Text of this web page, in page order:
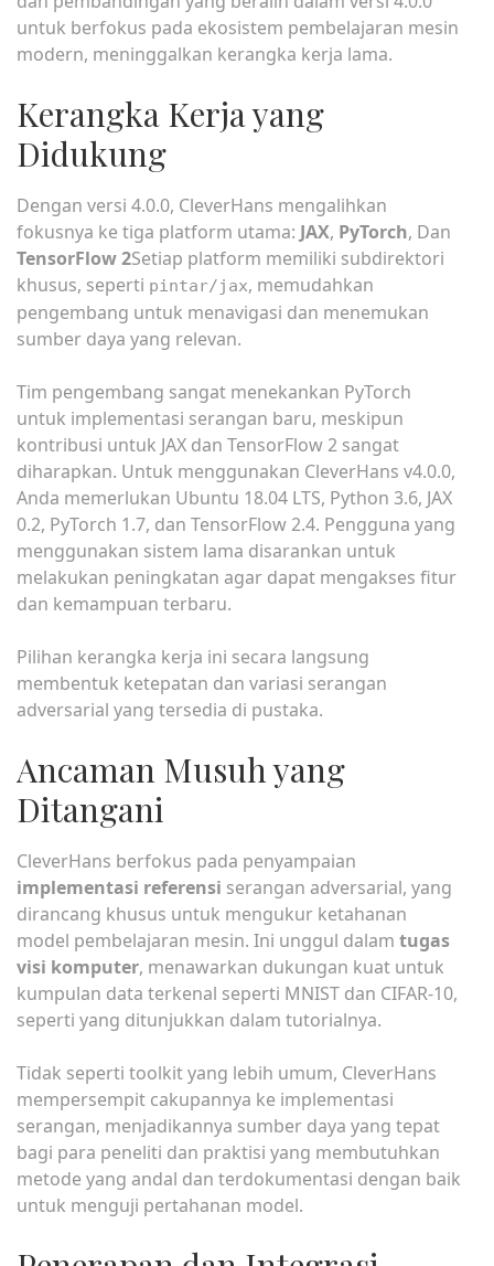
untuk berfokus pada ekosistem pembelajaran mesin
modern, meninggalkan kerangka kerja lama.
Kerangka Kerja yang
Didukung
Dengan versi 4.0.0, CleverHans mengalihkan
fokusnya ke tiga platform utama: JAX, PyTorch, Dan
TensorFlow 2Setiap platform memiliki subdirektori
khusus, seperti pintar/jax, memudahkan
pengembang untuk menavigasi dan menemukan
sumber daya yang relevan.
Tim pengembang sangat menekankan PyTorch
untuk implementasi serangan baru, meskipun
kontribusi untuk JAX dan TensorFlow 2 sangat
diharapkan. Untuk menggunakan CleverHans v4.0.0,
Anda memerlukan Ubuntu 18.04 LTS, Python 3.6, JAX
0.2, PyTorch 1.7, dan TensorFlow 2.4. Pengguna yang
menggunakan sistem lama disarankan untuk
melakukan peningkatan agar dapat mengakses fitur
dan kemampuan terbaru.
Pilihan kerangka kerja ini secara langsung
membentuk ketepatan dan variasi serangan
adversarial yang tersedia di pustaka.
Ancaman Musuh yang
Ditangani
CleverHans berfokus pada penyampaian
implementasi referensi serangan adversarial, yang
dirancang khusus untuk mengukur ketahanan
model pembelajaran mesin. Ini unggul dalam tugas
visi komputer, menawarkan dukungan kuat untuk
kumpulan data terkenal seperti MNIST dan CIFAR-10,
seperti yang ditunjukkan dalam tutorialnya.
Tidak seperti toolkit yang lebih umum, CleverHans
mempersempit cakupannya ke implementasi
serangan, menjadikannya sumber daya yang tepat
bagi para peneliti dan praktisi yang membutuhkan
metode yang andal dan terdokumentasi dengan baik
untuk menguji pertahanan model.